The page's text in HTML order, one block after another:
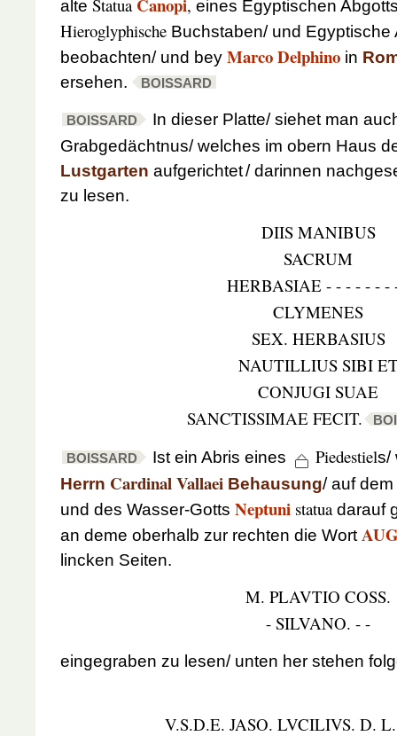
alte Statua , eines Egyptischen
Hieroglyphische Buchstaben/ und Egyptische
beobachten/ und bey Marco Delphino in
ersehen.
BOISSARD
BOISSARD
In dieser Platte/ siehet man
Grabgedächtnus/ welches im obern Haus
Lustgarten aufgerichtet/ darinnen
zu lesen.
DIIS MANIBUS
SACRUM
HERBASIAE - - - - - - -
CLYMENES
SEX. HERBASIUS
NAUTILLIUS SIBI
CONJUGI SUAE
SANCTISSIMAE FECIT.
BOISSARD Ist ein Abris eines Piedestiels/
Herrn Cardinal Vallaei Behausung/ auf
und des Wasser-Gotts Neptuni statuadarauf
an deme oberhalb zur rechten die Wort
lincken Seiten.
M. PLAVTIO COSS.
- SILVANO. - -
eingegraben zu lesen/ unten her stehen
V.S.D.E. JASO. LVCILIVS. D.